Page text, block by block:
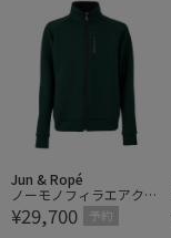
Jun & Ropé
ノーモノフィラエアクッ
ション フルジップパーカ
¥29,700 予約